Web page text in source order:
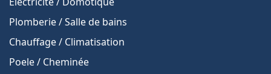
Plomberie / Salle de bains
Chauffage / Climatisation
Poele / Cheminée